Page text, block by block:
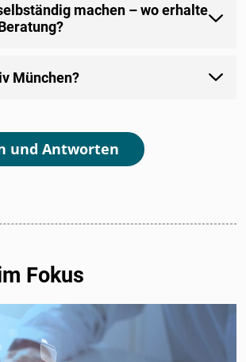
machen – wo erhalte
München?
und Antworten
Fokus